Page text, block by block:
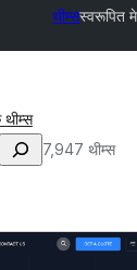
थीम्सस्वरूपित
थीम्स
7,947 थीम्स